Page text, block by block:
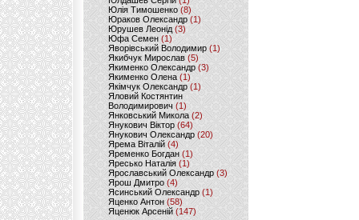
Юлія Тимошенко (8)
Юраков Олександр (1)
Юрушев Леонід (3)
Юфа Семен (1)
Яворівський Володимир (1)
Якибчук Мирослав (5)
Якименко Олександр (3)
Якименко Олена(1)
Якімчук Олександр (1)
Яловий Костянтин
Володимирович (1)
Янковський Микола(2)
Янукович Віктор (64)
Янукович Олександр(20)
Ярема Віталій(4)
Яременко Богдан(1)
Яресько Наталія(1)
Ярославський Олександр (3)
Ярош Дмитро (4)
Ясинський Олександр (1)
Яценко Антон(58)
Яценюк Арсеній (147)